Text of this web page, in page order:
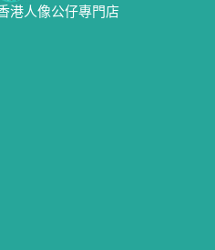
港人像公仔專門店